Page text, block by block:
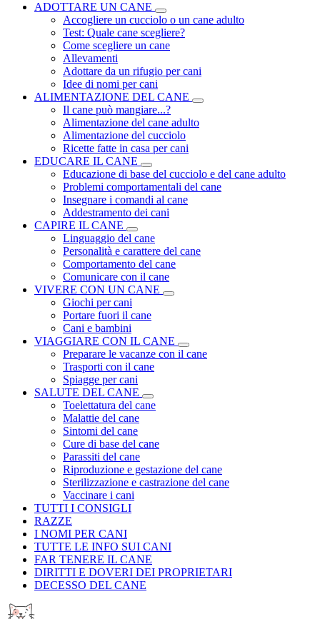
ADOTTARE UN CANE
Accogliere un cucciolo o un cane adulto
Test: Quale cane scegliere?
Come scegliere un cane
Allevamenti
Adottare da un rifugio per cani
Idee di nomi per cani
ALIMENTAZIONE DEL CANE
Il cane può mangiare...?
Alimentazione del cane adulto
Alimentazione del cucciolo
Ricette fatte in casa per cani
EDUCARE IL CANE
Educazione di base del cucciolo e del cane adulto
Problemi comportamentali del cane
Insegnare i comandi al cane
Addestramento dei cani
CAPIRE IL CANE
Linguaggio del cane
Personalità e carattere del cane
Comportamento del cane
Comunicare con il cane
VIVERE CON UN CANE
Giochi per cani
Portare fuori il cane
Cani e bambini
VIAGGIARE CON IL CANE
Preparare le vacanze con il cane
Trasporti con il cane
Spiagge per cani
SALUTE DEL CANE
Toelettatura del cane
Malattie del cane
Sintomi del cane
Cure di base del cane
Parassiti del cane
Riproduzione e gestazione del cane
Sterilizzazione e castrazione del cane
Vaccinare i cani
TUTTI I CONSIGLI
RAZZE
I NOMI PER CANI
TUTTE LE INFO SUI CANI
FAR TENERE IL CANE
DIRITTI E DOVERI DEI PROPRIETARI
DECESSO DEL CANE